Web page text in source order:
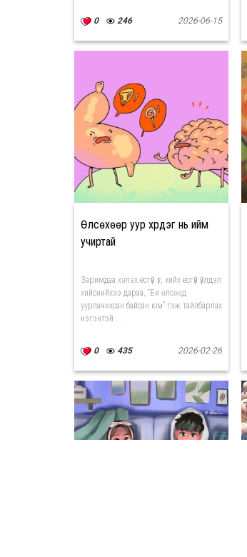
0 246 2026-06-15
Өлсөхөөр уур хүрдэг нь ийм
учиртай
Заримдаа хэлэх ёсгүй үг, хийх ёсгүй үйлдэл
хийснийхээ дараа, “Би өлсөөд
уурлачихсан байсан юм” гэж тайлбарлах
нэгэнтэй ...
0 435 2026-02-26